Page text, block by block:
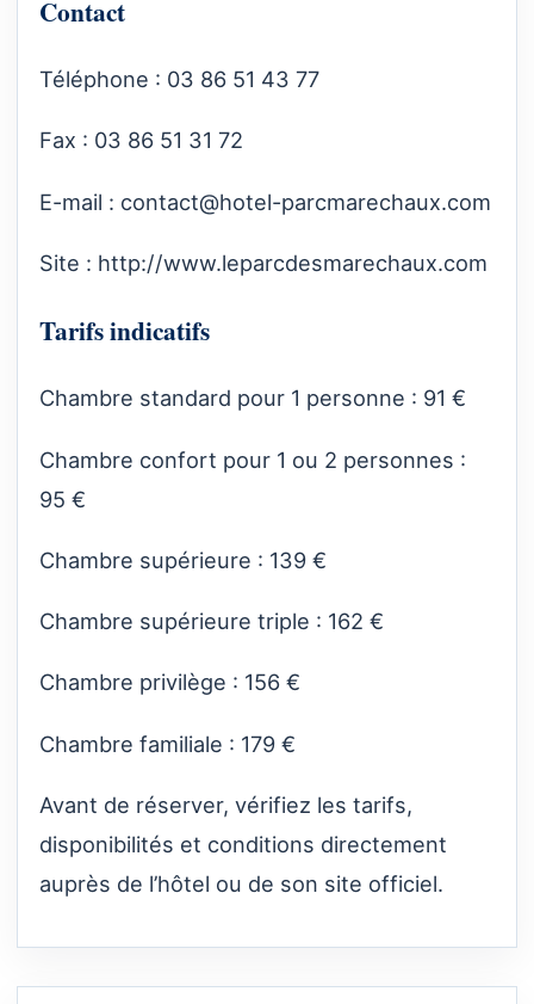
Contact
Téléphone : 03 86 51 43 77
Fax : 03 86 51 31 72
E-mail : contact@hotel-parcmarechaux.com
Site : http://www.leparcdesmarechaux.com
Tarifs indicatifs
Chambre standard pour 1 personne : 91 €
Chambre confort pour 1 ou 2 personnes :
95 €
Chambre supérieure : 139 €
Chambre supérieure triple : 162 €
Chambre privilège : 156 €
Chambre familiale : 179 €
Avant de réserver, vérifiez les tarifs,
disponibilités et conditions directement
auprès de l’hôtel ou de son site officiel.